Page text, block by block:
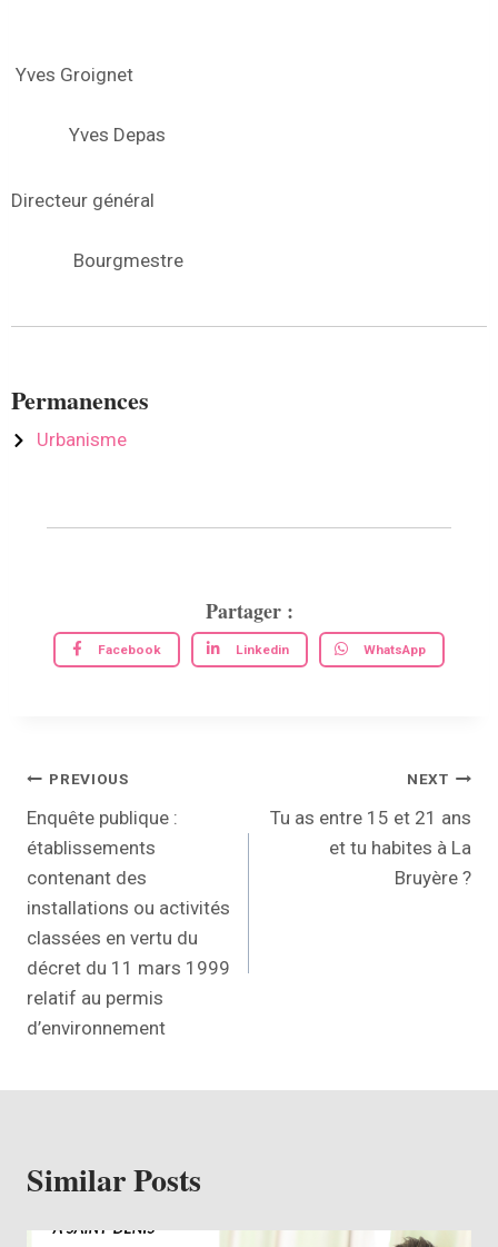
Yves Groignet
Yves Depas
Directeur général
Bourgmestre
Permanences
Urbanisme
Partager :
Facebook Linkedin WhatsApp
PREVIOUS
Enquête publique :
établissements
contenant des
installations ou activités
classées en vertu du
décret du 11 mars 1999
relatif au permis
d’environnement
NEXT
Tu as entre 15 et 21 ans
et tu habites à La
Bruyère ?
Similar Posts